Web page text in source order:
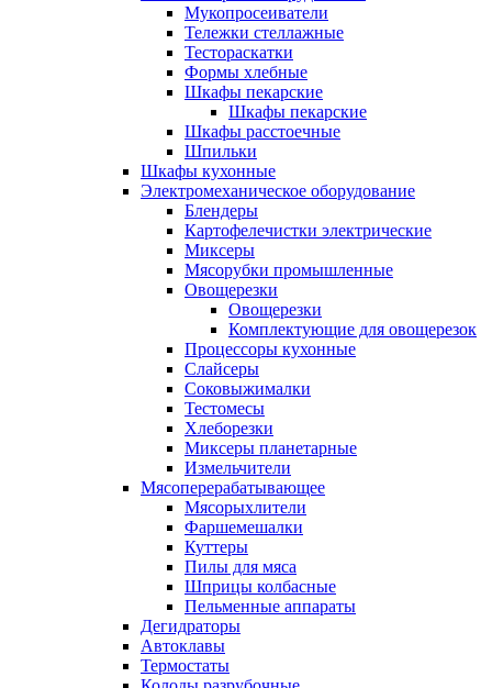
Мукопросеиватели
Тележки стеллажные
Тестораскатки
Формы хлебные
Шкафы пекарские
Шкафы пекарские
Шкафы расстоечные
Шпильки
Шкафы кухонные
Электромеханическое оборудование
Блендеры
Картофелечистки электрические
Миксеры
Мясорубки промышленные
Овощерезки
Овощерезки
Комплектующие для овощерезок
Процессоры кухонные
Слайсеры
Соковыжималки
Тестомесы
Хлеборезки
Миксеры планетарные
Измельчители
Мясоперерабатывающее
Мясорыхлители
Фаршемешалки
Куттеры
Пилы для мяса
Шприцы колбасные
Пельменные аппараты
Дегидраторы
Автоклавы
Термостаты